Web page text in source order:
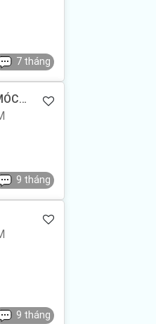
7 tháng
9 tháng
9 tháng